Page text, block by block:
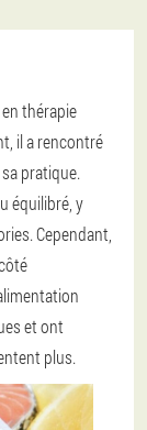
thérapie
il a rencontré
pratique.
équilibré, y
Cependant,
et ont
plus.